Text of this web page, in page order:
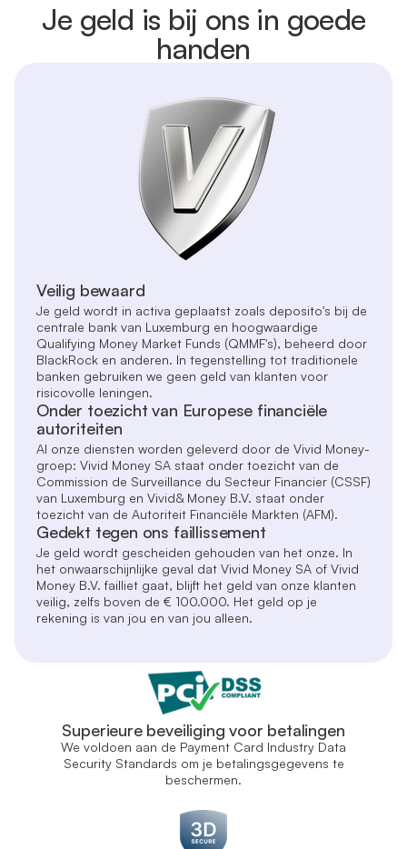
Je geld is bij ons in goede
handen
Veilig bewaard
Je geld wordt in activa geplaatst zoals deposito's bij de
centrale bank van Luxemburg en hoogwaardige
Qualifying Money Market Funds (QMMF's), beheerd door
BlackRock en anderen. In tegenstelling tot traditionele
banken gebruiken we geen geld van klanten voor
risicovolle leningen.
Onder toezicht van Europese financiële
autoriteiten
Al onze diensten worden geleverd door de Vivid Money-
groep: Vivid Money SA staat onder toezicht van de
Commission de Surveillance du Secteur Financier (CSSF)
van Luxemburg en Vivid& Money B.V. staat onder
toezicht van de Autoriteit Financiële Markten (AFM).
Gedekt tegen ons faillissement
Je geld wordt gescheiden gehouden van het onze. In
het onwaarschijnlijke geval dat Vivid Money SA of Vivid
Money B.V. failliet gaat, blijft het geld van onze klanten
veilig, zelfs boven de € 100.000. Het geld op je
rekening is van jou en van jou alleen.
Superieure beveiliging voor betalingen
We voldoen aan de Payment Card Industry Data
Security Standards om je betalingsgegevens te
beschermen.